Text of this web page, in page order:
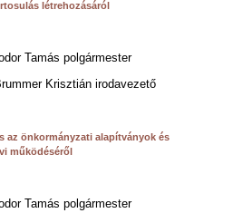
létrehozásáról
Tamás polgármester
Krisztián irodavezető
az önkormányzati alapítványok és
működéséről
Tamás polgármester